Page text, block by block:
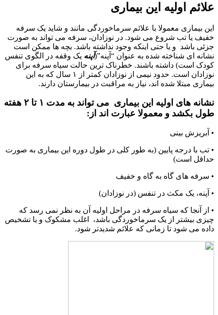
علائم اولیه این بیماری
این بیماری معمولا با علائم سرماخوردگی مانند و شاید یک سرفه
خفیف یا تب شروع می شود. در نوزادان، سرفه می تواند به صورت
جزئی باشد و یا حتی اینکه وجود نداشته باشد. بچه ها ممکن است
نشانه ای شناخته شده به عنوان “آپنه”(آپنه یک وقفه در الگوی تنفس
کودک است) داشته باشند. خطرناک ترین حالت سیاه سرفه برای
نوزادان است. حدود نیمی از نوزادان کمتر از
۱ سال که به این
بیماری مبتلا شده اند، نیاز به مراقبت در بیمارستان دارند.
نشانه های اولیه این بیماری می تواند به مدت ۱ تا ۲ هفته
طول بکشد و معمولا عبارت اند از:
• آبریزش بینی
• تب با درجه پایین (به طور کلی در طول دوره این بیماری به صورت
حداقل است)
• سرفه های گاه به گاه و خفیف
• آپنه، یک مکث در تنفس (در نوزادان)
• از آنجا که سیاه سرفه در مراحل اولیه آن به نظر نمی رسد که
چیزی بیشتر از یک سرماخوردگی باشد، اغلب مشکوک و یا تشخیص
داده می شود تا زمانی که علائم شدیدتر شود.